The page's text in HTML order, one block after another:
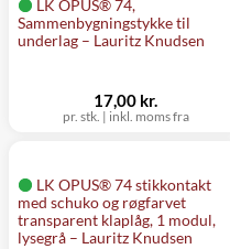
LK OPUS® 74,
Sammenbygningstykke til
underlag – Lauritz Knudsen
pr. stk. | inkl. moms fra
17,00 kr.
LK OPUS® 74 stikkontakt
med schuko og røgfarvet
transparent klaplåg, 1 modul,
lysegrå – Lauritz Knudsen